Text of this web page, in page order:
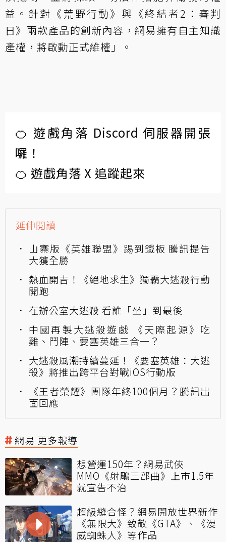
益。針對《荒野行動》與《終結者2：審判
日》兩款產品的創新內容，網易擁有自主知識
產權，將啟動正式維權」。
🍊 遊戲角落 Discord 伺服器開張
囉！
🍊 遊戲角落 X 追蹤起來
延伸閱讀
山寨版《英雄聯盟》踢到鐵板 騰訊提告
大獲全勝
熱血開吉！《絕地求生》獨霸大逃殺行動
開跑
在辦公室大逃殺 看誰「坐」到最後
中國再製大逃殺遊戲 《天際起源》吃
雞、鬥陣、要塞英雄三合一？
大逃殺風潮持續蔓延！《要塞英雄：大逃
殺》將推出跨平台對戰iOS行動版
《王者榮耀》團隊年終100個月？騰訊出
面回應
網易 更多報導
想營運150年？網易武俠
MMO《射鵰三部曲》上市1.5年
就宣告不治
超級縫合怪？網易開放世界新作
《無限大》致敬《GTA》、《漫
威蜘蛛人》等作品